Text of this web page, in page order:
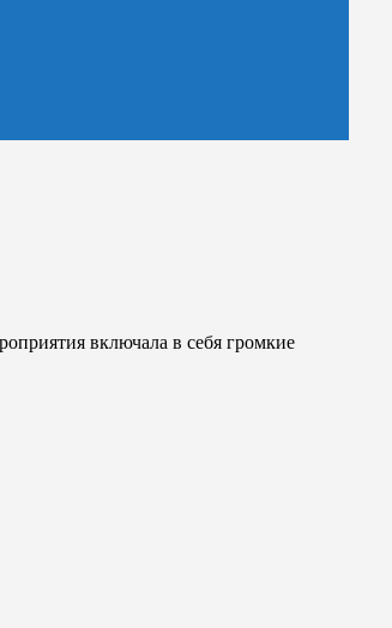
включала в себя громкие